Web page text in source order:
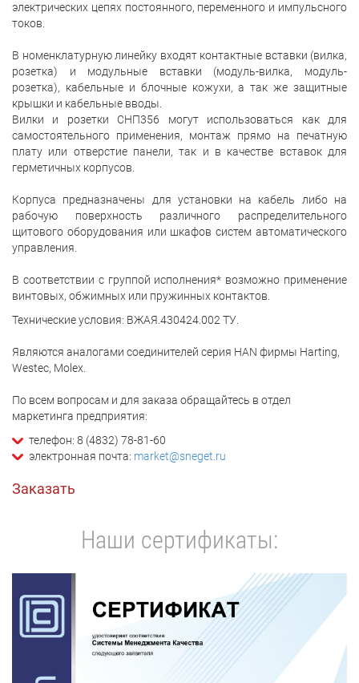
электрических цепях постоянного, переменного и импульсного
токов.
В номенклатурную линейку входят контактные вставки (вилка,
розетка) и модульные вставки (модуль-вилка, модуль-
розетка), кабельные и блочные кожухи, а так же защитные
крышки и кабельные вводы.
Вилки и розетки СНП356 могут использоваться как для
самостоятельного применения, монтаж прямо на печатную
плату или отверстие панели, так и в качестве вставок для
герметичных корпусов.
Корпуса предназначены для установки на кабель либо на
рабочую поверхность различного распределительного
щитового оборудования или шкафов систем автоматического
управления.
В соответствии с группой исполнения* возможно применение
винтовых, обжимных или пружинных контактов.
Технические условия: ВЖАЯ.430424.002 ТУ.
Являются аналогами соединителей серия HAN фирмы Harting,
Westec, Molex.
По всем вопросам и для заказа обращайтесь в отдел
маркетинга предприятия:
телефон: 8 (4832) 78-81-60
электронная почта: market@sneget.ru
Заказать
Наши сертификаты: